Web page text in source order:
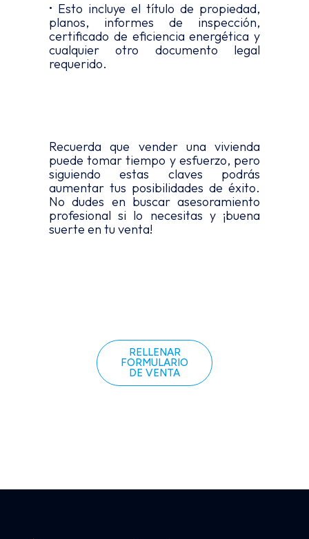
• Esto incluye el título de propiedad,
planos, informes de inspección,
certificado de eficiencia energética y
cualquier otro documento legal
requerido.
Recuerda que vender una vivienda
puede tomar tiempo y esfuerzo, pero
siguiendo estas claves podrás
aumentar tus posibilidades de éxito.
No dudes en buscar asesoramiento
profesional si lo necesitas y ¡buena
suerte en tu venta!
RELLENAR
FORMULARIO
DE VENTA